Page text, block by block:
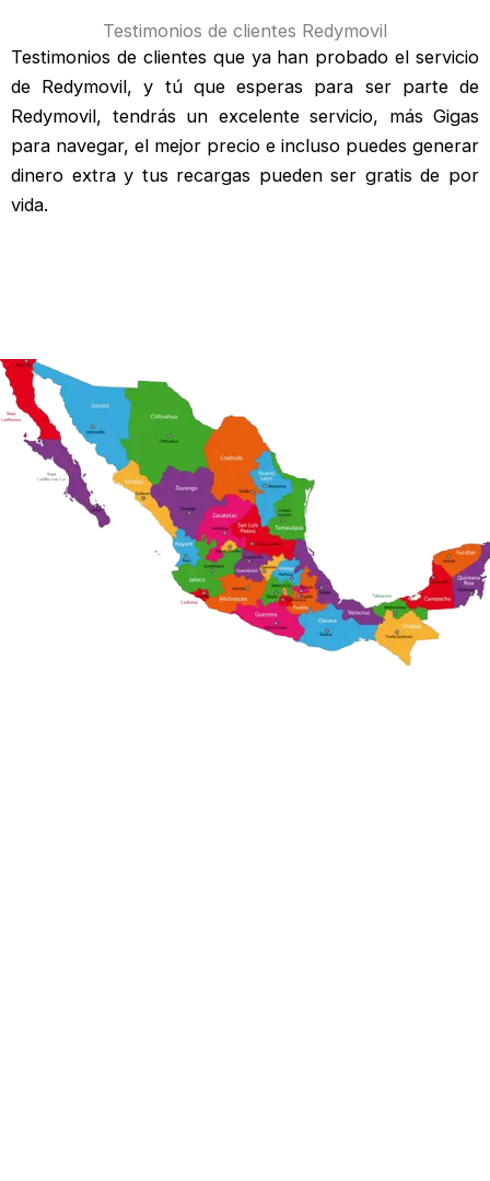
Testimonios de clientes Redymovil
Testimonios de clientes que ya han probado el servicio
de Redymovil, y tú que esperas para ser parte de
Redymovil, tendrás un excelente servicio, más Gigas
para navegar, el mejor precio e incluso puedes generar
dinero extra y tus recargas pueden ser gratis de por
vida.